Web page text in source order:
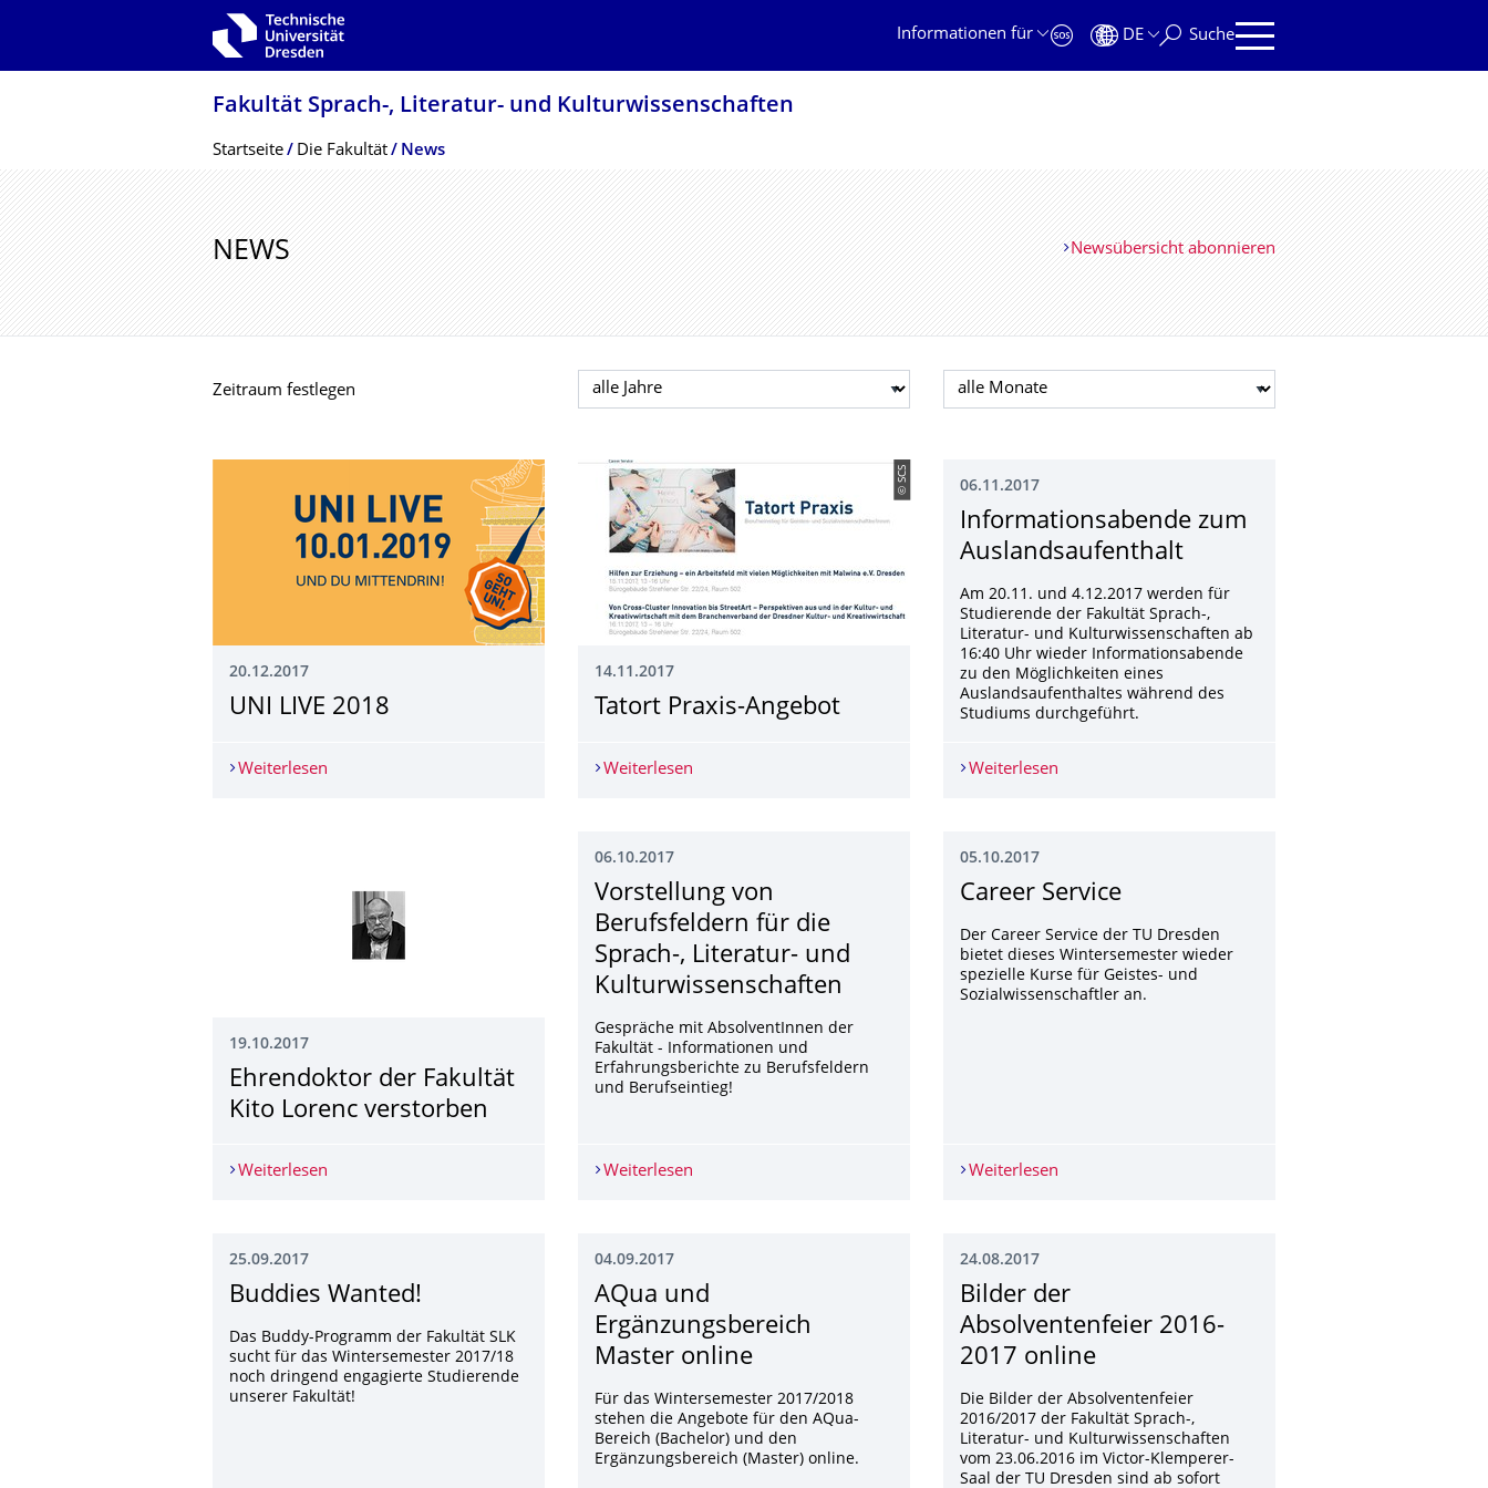
Zur Hauptnavigation springen
Informationen für
DE Suche
Fakultät Sprach-, Literatur- und Kulturwissenschaf­ten
Breadcrumb-Menü
Startseite Die Fakultät News
NEWS Newsübersicht abonnieren
Zeitraum festlegen Jahr auswählen Monat auswählen
20.12.2017
UNI LIVE 2018
Weiterlesen
© SCS
14.11.2017
Tatort Praxis-Angebot
Weiterlesen
06.11.2017
Informati­onsabende zum
Auslandsauf­enthalt
Am 20.11. und 4.12.2017 werden für
Studierende der Fakultät Sprach-,
Literatur- und Kulturwissenschaften ab
16:40 Uhr wieder Informationsabende
zu den Möglichkeiten eines
Auslandsaufenthaltes während des
Studiums durchgeführt.
Weiterlesen
19.10.2017
Ehrendoktor der Fakultät
Kito Lorenc verstorben
Weiterlesen Ehrendoktor der Fakultät Kito Lorenc verstorben
06.10.2017
Vorstellung von
Berufsfeldern für die
Sprach-, Literatur- und
Kulturwissenschaf­ten
Gespräche mit AbsolventInnen der
Fakultät - Informationen und
Erfahrungsberichte zu Berufsfeldern
und Berufseintieg!
Weiterlesen Vorstellung von Berufsfeldern für die Sprach-, Literatur- und Kulturwissenschaften
05.10.2017
Career Service
Der Career Service der TU Dresden
bietet dieses Wintersemester wieder
spezielle Kurse für Geistes- und
Sozialwissenschaftler an.
Weiterlesen
25.09.2017
Buddies Wanted!
Das Buddy-Programm der Fakultät SLK
sucht für das Wintersemester 2017/18
noch dringend engagierte Studierende
unserer Fakultät!
04.09.2017
AQua und
Ergänzungsbereich
Master online
Für das Wintersemester 2017/2018
stehen die Angebote für den AQua-
Bereich (Bachelor) und den
Ergänzungsbereich (Master) online.
24.08.2017
Bilder der
Absolventenfeier 2016-
2017 online
Die Bilder der Absolventenfeier
2016/2017 der Fakultät Sprach-,
Literatur- und Kulturwissenschaften
vom 23.06.2016 im Victor-Klemperer-
Saal der TU Dresden sind ab sofort